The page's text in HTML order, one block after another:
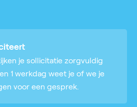
je sollicitatie zorgvuldig
1 werkdag weet je of we je
voor een gesprek.